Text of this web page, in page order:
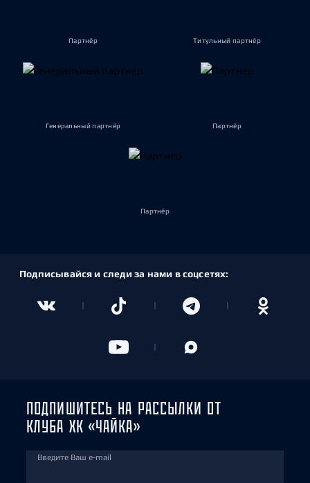
Партнёр Титульный партнёр
Генеральный партнёр Партнёр
Партнёр
Подписывайся и следи за нами в соцсетях:
ПОДПИШИТЕСЬ НА РАССЫЛКИ ОТ
КЛУБА ХК «ЧАЙКА»
Введите Ваш e-mail